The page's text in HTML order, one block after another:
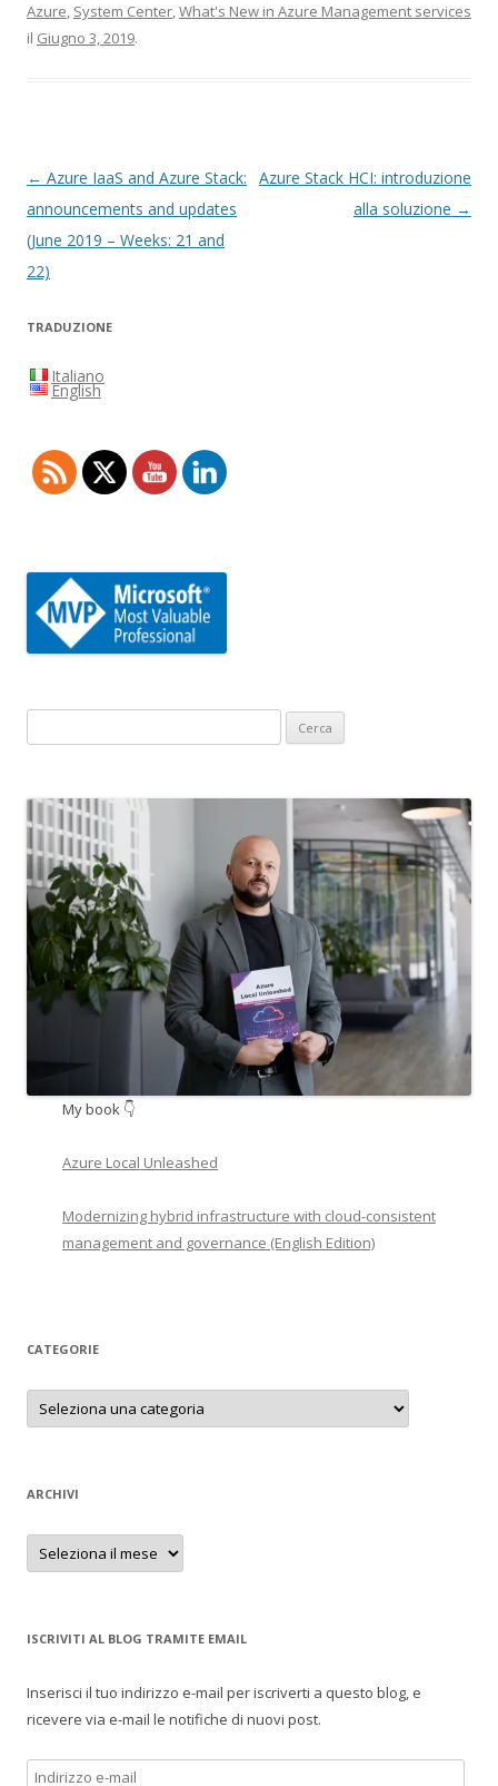
Azure, System Center,What's New in Azure Management services
il Giugno 3, 2019.
Navigazione
articolo
← Azure IaaS and Azure Stack:
announcements and updates
(June 2019 – Weeks: 21 and
22)
Azure Stack HCI: introduzione
alla soluzione →
TRADUZIONE
Italiano
English
per:
My book 👇
Azure Local Unleashed
Modernizing hybrid infrastructure with cloud-consistent
management and governance (English Edition)
CATEGORIE
Categorie
ARCHIVI
Archivi
ISCRIVITI AL BLOG TRAMITE EMAIL
Inserisci il tuo indirizzo e-mail per iscriverti a questo blog, e
ricevere via e-mail le notifiche di nuovi post.
Indirizzo